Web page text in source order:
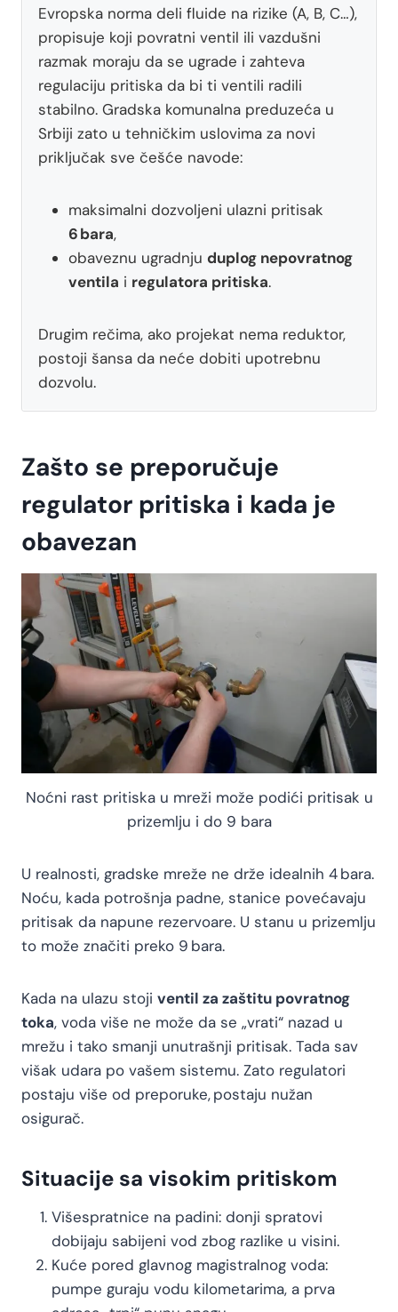
Evropska norma deli fluide na rizike (A, B, C…),
propisuje koji povratni ventil ili vazdušni
razmak moraju da se ugrade i zahteva
regulaciju pritiska da bi ti ventili radili
stabilno. Gradska komunalna preduzeća u
Srbiji zato u tehničkim uslovima za novi
priključak sve češće navode:
maksimalni dozvoljeni ulazni pritisak
6 bara,
obaveznu ugradnju duplog nepovratnog
ventila i regulatora pritiska.
Drugim rečima, ako projekat nema reduktor,
postoji šansa da neće dobiti upotrebnu
dozvolu.
Zašto se preporučuje
regulator pritiska i kada je
obavezan
Noćni rast pritiska u mreži može podići pritisak u
prizemlju i do 9 bara
U realnosti, gradske mreže ne drže idealnih 4 bara.
Noću, kada potrošnja padne, stanice povećavaju
pritisak da napune rezervoare. U stanu u prizemlju
to može značiti preko 9 bara.
Kada na ulazu stoji ventil za zaštitu povratnog
toka, voda više ne može da se „vrati“ nazad u
mrežu i tako smanji unutrašnji pritisak. Tada sav
višak udara po vašem sistemu. Zato regulatori
postaju više od preporuke, postaju nužan
osigurač.
Situacije sa visokim pritiskom
Višespratnice na padini: donji spratovi
dobijaju sabijeni vod zbog razlike u visini.
Kuće pored glavnog magistralnog voda:
pumpe guraju vodu kilometarima, a prva